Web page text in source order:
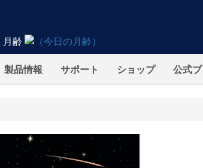
月齢
製品情報 サポート ショップ 公式